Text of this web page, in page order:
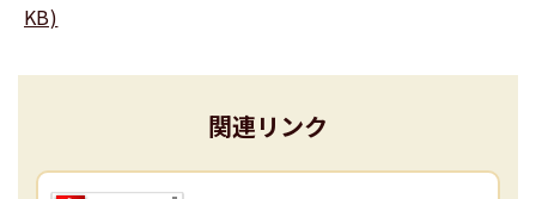
KB)
関連リンク